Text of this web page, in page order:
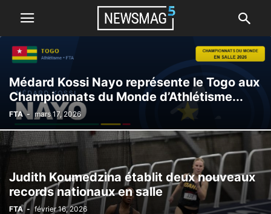
Médard Kossi Nayo représente le Togo aux
Championnats du Monde d’Athlétisme...
FTA - mars 17, 2026
Judith Koumedzina établit deux nouveaux
records nationaux en salle
FTA - février 16, 2026